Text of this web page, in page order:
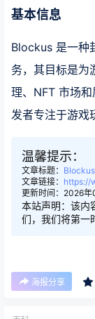
基本信息
Blockus 是一种
务，其目标是为
理、NFT 市场
发者专注于游戏
温馨提示：
文章标题： Blockus
文章链接： https://
更新时间：2026年
本站声明：该内
们，我们将第一
海报分享